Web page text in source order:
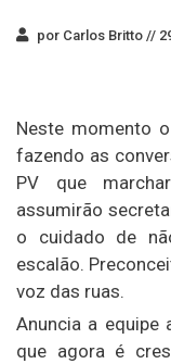
por Carlos Britto //
Neste momento
fazendo as
PV que
assumirão
o cuidado de
escalão.
voz das ruas.
Anuncia a equipe
que agora é